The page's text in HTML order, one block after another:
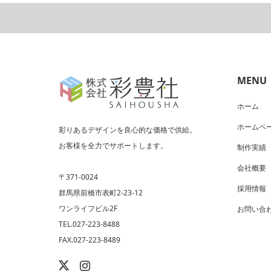
MENU
ホーム
ホームペ
制作実績
会社概要
採用情報
お問い合
彩りあるデザインを良心的な価格で供給。
お客様を全力でサポートします。
〒371-0024
群馬県前橋市表町2-23-12
ワンライフビル2F
TEL.027-223-8488
FAX.027-223-8489